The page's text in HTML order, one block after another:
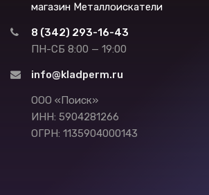
магазин Металлоискатели
8 (342) 293-16-43
ПН-СБ 8:00 — 19:00
info@kladperm.ru
ООО «Поиск»
ИНН: 5904281266
ОГРН: 1135904000143